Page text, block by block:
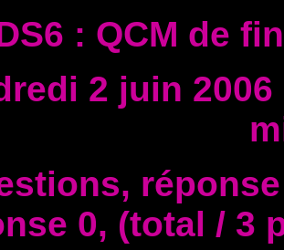
: QCM de
2 juin
0, (total / 3